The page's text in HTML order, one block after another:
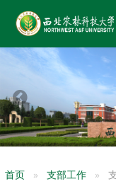
首页 支部工作